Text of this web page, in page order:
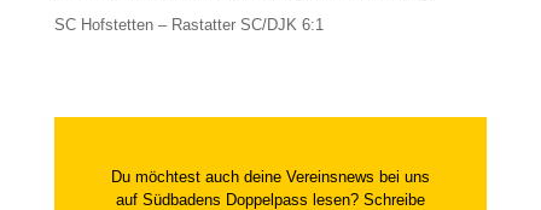
SC Hofstetten – Rastatter SC/DJK 6:1
Du möchtest auch deine Vereinsnews bei uns
auf Südbadens Doppelpass lesen? Schreibe